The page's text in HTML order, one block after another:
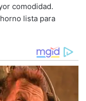
comodidad.
lista para